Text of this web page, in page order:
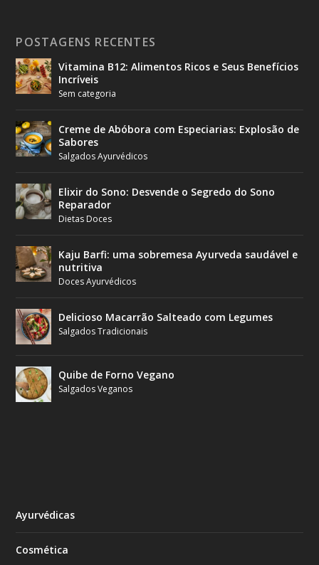
POSTAGENS RECENTES
Vitamina B12: Alimentos Ricos e Seus Benefícios
Incríveis
Sem categoria
Creme de Abóbora com Especiarias: Explosão de
Sabores
Salgados Ayurvédicos
Elixir do Sono: Desvende o Segredo do Sono
Reparador
Dietas Doces
Kaju Barfi: uma sobremesa Ayurveda saudável e
nutritiva
Doces Ayurvédicos
Delicioso Macarrão Salteado com Legumes
Salgados Tradicionais
Quibe de Forno Vegano
Salgados Veganos
Ayurvédicas
Cosmética